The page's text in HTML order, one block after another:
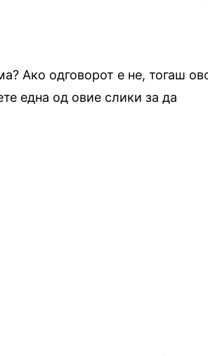
Ако одговорот е не, тогаш
една од овие слики за да